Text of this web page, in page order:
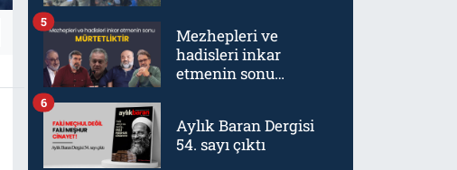
Mezhepleri ve
hadisleri inkar
etmenin sonu
5
Aylık Baran Dergisi
54. sayı çıktı
6